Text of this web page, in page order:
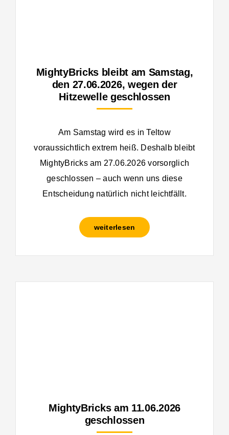
MightyBricks bleibt am Samstag,
den 27.06.2026, wegen der
Hitzewelle geschlossen
Am Samstag wird es in Teltow
voraussichtlich extrem heiß. Deshalb bleibt
MightyBricks am 27.06.2026 vorsorglich
geschlossen – auch wenn uns diese
Entscheidung natürlich nicht leichtfällt.
weiterlesen
MightyBricks am 11.06.2026
geschlossen